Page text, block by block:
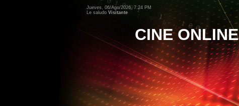
Jueves, 06/Ago/2026, 7:24 PM
Le saludo Visitante
CINE ONLINE